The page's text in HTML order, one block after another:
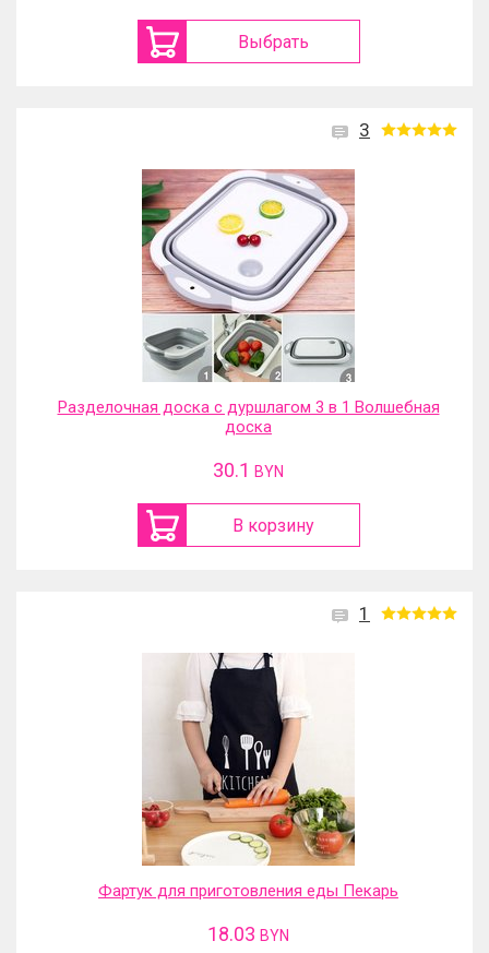
Выбрать
3
Разделочная доска с дуршлагом 3 в 1 Волшебная
доска
30.1 BYN
В корзину
1
Фартук для приготовления еды Пекарь
18.03 BYN